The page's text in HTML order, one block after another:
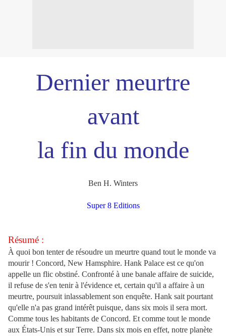
Dernier meurtre
avant
la fin du monde
Ben H. Winters
Super 8 Editions
Résumé :
À quoi bon tenter de résoudre un meurtre quand tout le monde va
mourir ! Concord, New Hamsphire. Hank Palace est ce qu'on
appelle un flic obstiné. Confronté à une banale affaire de suicide,
il refuse de s'en tenir à l'évidence et, certain qu'il a affaire à un
meurtre, poursuit inlassablement son enquête. Hank sait pourtant
qu'elle n'a pas grand intérêt puisque, dans six mois il sera mort.
Comme tous les habitants de Concord. Et comme tout le monde
aux États-Unis et sur Terre. Dans six mois en effet, notre planète